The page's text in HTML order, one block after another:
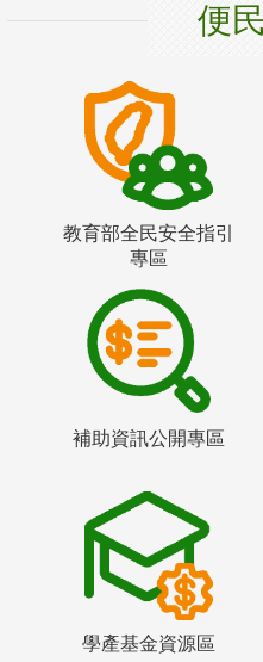
便
教育部全民安全指引
專區
補助資訊公開專區
學產基金資源區